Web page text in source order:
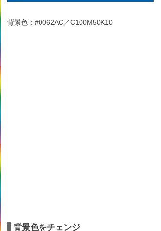
背景色：#0062AC／C100M50K10
背景色をチェンジ